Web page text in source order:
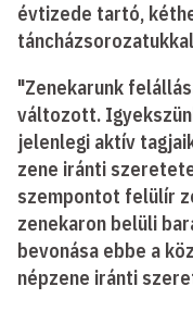
évtizede tartó,
"Zenekarunk
változott.
jelenlegi aktív
zene iránti
szempontot felülír
zenekaron belüli
bevonása ebbe a
népzene iránti